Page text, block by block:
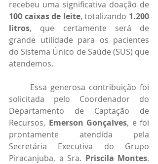
100 caixas de leite, totalizando 1.200
litros, que certamente será de
grande utilidade para os pacientes
do Sistema Único de Saúde (SUS) que
atendemos.
solicitada pelo Coordenador do
Departamento de Captação de
Recursos, Emerson Gonçalves, e foi
prontamente atendida pela
Secretária Executiva do Grupo
Piracanjuba, a Sra. Priscila Montes.